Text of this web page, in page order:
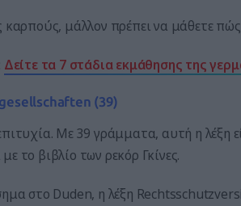
καρπούς, μάλλον πρέπει να μάθετε
Δείτε τα 7 στάδια εκμάθησης της
(39)
Με 39 γράμματα, αυτή η λέξη
το βιβλίο των ρεκόρ Γκίνες.
στο Duden, η λέξη